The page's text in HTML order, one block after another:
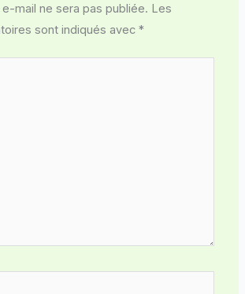
mail ne sera pas publiée. Les
sont indiqués avec*